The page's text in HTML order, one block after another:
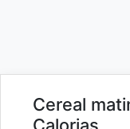
Cereal